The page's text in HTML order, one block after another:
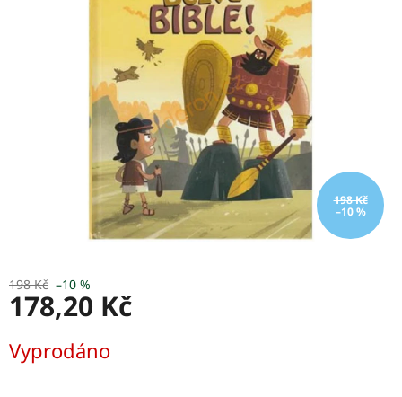
198 Kč
–10 %
198 Kč –10 %
178,20 Kč
cena:
Vyprodáno